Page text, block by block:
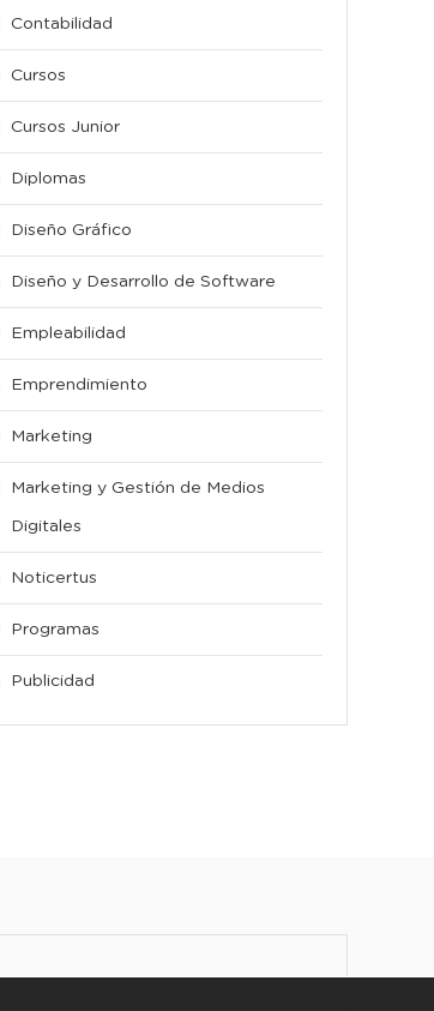
Contabilidad
Cursos
Cursos Junior
Diplomas
Diseño Gráfico
Diseño y Desarrollo de Software
Empleabilidad
Emprendimiento
Marketing
Marketing y Gestión de Medios
Digitales
Noticertus
Programas
Publicidad